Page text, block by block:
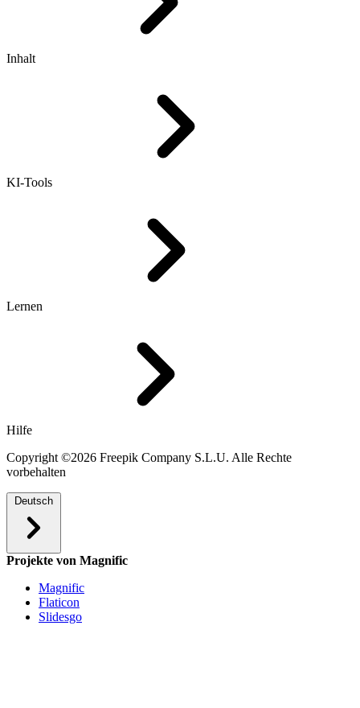
Inhalt
KI-Tools
Lernen
Hilfe
Copyright ©2026 Freepik Company S.L.U. Alle Rechte
vorbehalten
Deutsch
Projekte von Magnific
Magnific
Flaticon
Slidesgo